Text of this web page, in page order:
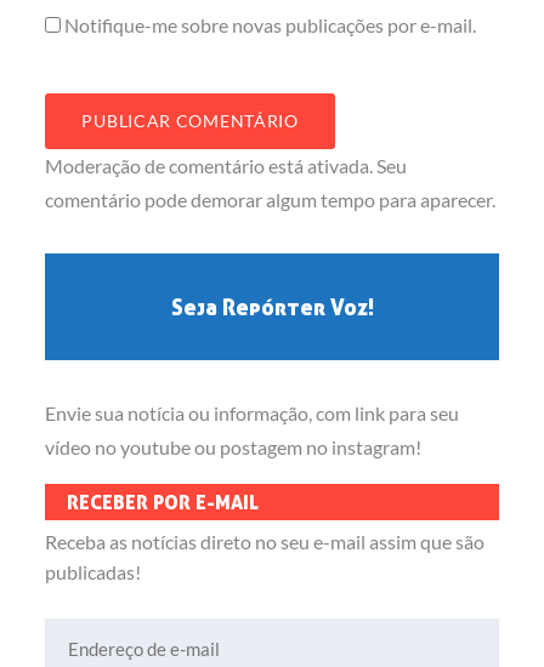
Notifique-me sobre novas publicações por e-mail.
Moderação de comentário está ativada. Seu
comentário pode demorar algum tempo para aparecer.
Seja Repórter Voz!
Envie sua notícia ou informação, com link para seu
vídeo no youtube ou postagem no instagram!
RECEBER POR E-MAIL
Receba as notícias direto no seu e-mail assim que são
publicadas!